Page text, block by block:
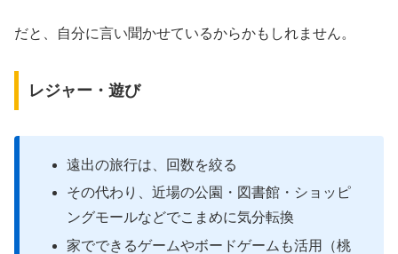
だと、自分に言い聞かせているからかもしれません。
レジャー・遊び
遠出の旅行は、回数を絞る
その代わり、近場の公園・図書館・ショッピ
ングモールなどでこまめに気分転換
家でできるゲームやボードゲームも活用（桃